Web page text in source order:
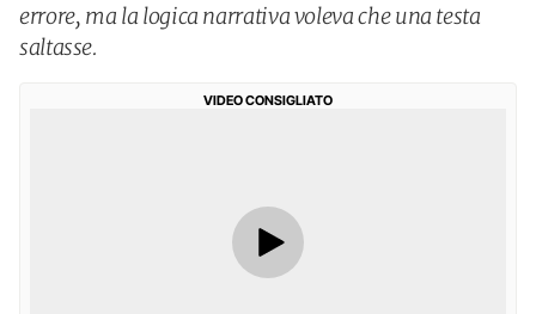
errore, ma la logica narrativa voleva che una testa
saltasse.
VIDEO CONSIGLIATO